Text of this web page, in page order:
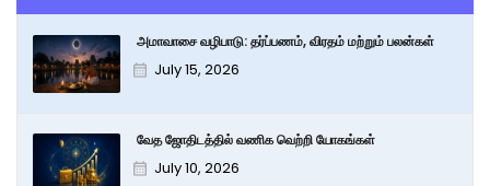
அமாவாசை வழிபாடு: தர்ப்பணம், விரதம் மற்றும் பலன்கள்
July 15, 2026
வேத ஜோதிடத்தில் வணிக வெற்றி யோகங்கள்
July 10, 2026